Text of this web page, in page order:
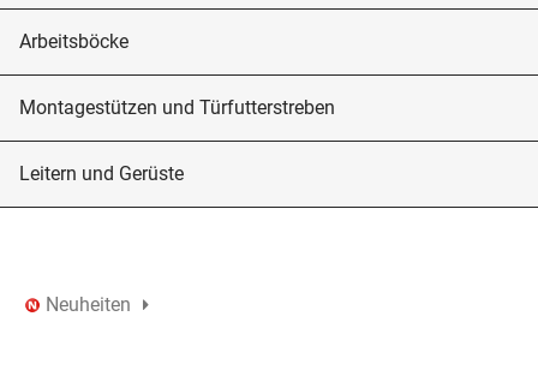
Arbeitsböcke
Montagestützen und Türfutterstreben
Leitern und Gerüste
Neuheiten